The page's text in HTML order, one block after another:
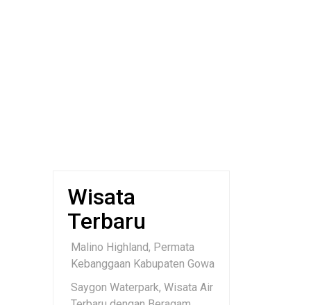
Wisata
Terbaru
Malino Highland, Permata
Kebanggaan Kabupaten Gowa
Saygon Waterpark, Wisata Air